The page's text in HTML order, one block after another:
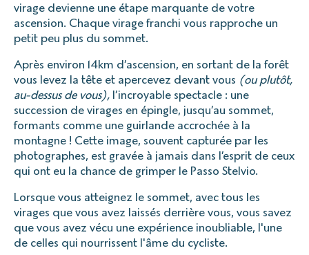
virage devienne une étape marquante de votre
ascension. Chaque virage franchi vous rapproche un
petit peu plus du sommet.
Après environ 14km d’ascension, en sortant de la forêt
vous levez la tête et apercevez devant vous (ou plutôt,
au-dessus de vous), l’incroyable spectacle : une
succession de virages en épingle, jusqu’au sommet,
formants comme une guirlande accrochée à la
montagne ! Cette image, souvent capturée par les
photographes, est gravée à jamais dans l’esprit de ceux
qui ont eu la chance de grimper le Passo Stelvio.
Lorsque vous atteignez le sommet, avec tous les
virages que vous avez laissés derrière vous, vous savez
que vous avez vécu une expérience inoubliable, l'une
de celles qui nourrissent l'âme du cycliste.